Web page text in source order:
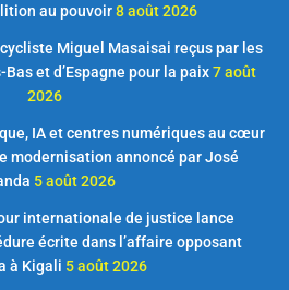
au pouvoir8 août 2026
Miguel Masaisai reçus par les
et d’Espagne pour la paix7 août
2026
IA et centres numériques au cœur
modernisation annoncé par José
5 août 2026
internationale de justice lance
écrite dans l’affaire opposant
à Kigali 5 août 2026